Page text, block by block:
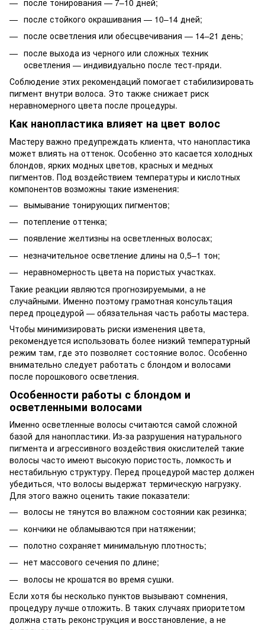
после стойкого окрашивания — 10–14 дней;
после осветления или обесцвечивания — 14–21 день;
после выхода из черного или сложных техник
осветления — индивидуально после тест-пряди.
Соблюдение этих рекомендаций помогает стабилизировать
пигмент внутри волоса. Это также снижает риск
неравномерного цвета после процедуры.
Как нанопластика влияет на цвет волос
Мастеру важно предупреждать клиента, что нанопластика
может влиять на оттенок. Особенно это касается холодных
блондов, ярких модных цветов, красных и медных
пигментов. Под воздействием температуры и кислотных
компонентов возможны такие изменения:
вымывание тонирующих пигментов;
потепление оттенка;
появление желтизны на осветленных волосах;
незначительное осветление длины на 0,5–1 тон;
неравномерность цвета на пористых участках.
Такие реакции являются прогнозируемыми, а не
случайными. Именно поэтому грамотная консультация
перед процедурой — обязательная часть работы мастера.
Чтобы минимизировать риски изменения цвета,
рекомендуется использовать более низкий температурный
режим там, где это позволяет состояние волос. Особенно
внимательно следует работать с блондом и волосами
после порошкового осветления.
Особенности работы с блондом и
осветленными волосами
Именно осветленные волосы считаются самой сложной
базой для нанопластики. Из-за разрушения натурального
пигмента и агрессивного воздействия окислителей такие
волосы часто имеют высокую пористость, ломкость и
нестабильную структуру. Перед процедурой мастер должен
убедиться, что волосы выдержат термическую нагрузку.
Для этого важно оценить такие показатели:
волосы не тянутся во влажном состоянии как резинка;
кончики не обламываются при натяжении;
полотно сохраняет минимальную плотность;
нет массового сечения по длине;
волосы не крошатся во время сушки.
Если хотя бы несколько пунктов вызывают сомнения,
процедуру лучше отложить. В таких случаях приоритетом
должна стать реконструкция и восстановление, а не